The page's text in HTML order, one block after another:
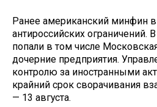
Ранее американский минфин
антироссийских ограничений.
попали в том числе
дочерние предприятия.
контролю за иностранными
крайний срок сворачивания
— 13 августа.